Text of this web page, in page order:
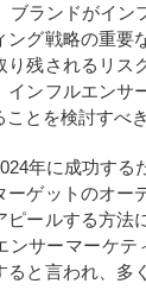
ブランドがイン
ング戦略の重要
り残されるリス
インフルエンサ
とを検討すべき
年に成功する
ーゲットのオー
ピールする方法
ンサーマーケテ
ると言われ、多